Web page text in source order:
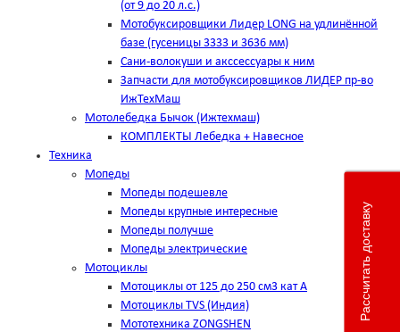
(от 9 до 20 л.с.)
Мотобуксировщики Лидер LONG на удлинённой
базе (гусеницы 3333 и 3636 мм)
Сани-волокуши и акссессуары к ним
Запчасти для мотобуксировщиков ЛИДЕР пр-во
ИжТехМаш
Мотолебедка Бычок (Ижтехмаш)
КОМПЛЕКТЫ Лебедка + Навесное
Техника
Мопеды
Мопеды подешевле
Мопеды крупные интересные
Мопеды получше
Мопеды электрические
Мотоциклы
Мотоциклы от 125 до 250 см3 кат А
Мотоциклы TVS (Индия)
Мототехника ZONGSHEN
Рассчитать доставку